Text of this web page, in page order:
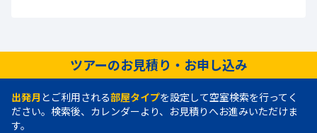
ツアーのお見積り・お申し込み
出発月 とご利用される部屋タイプを設定して空室検索を行ってく
ださい。検索後、カレンダーより、お見積りへお進みいただけま
す。